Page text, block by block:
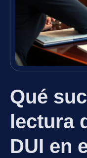
Qué
lectura
DUI en